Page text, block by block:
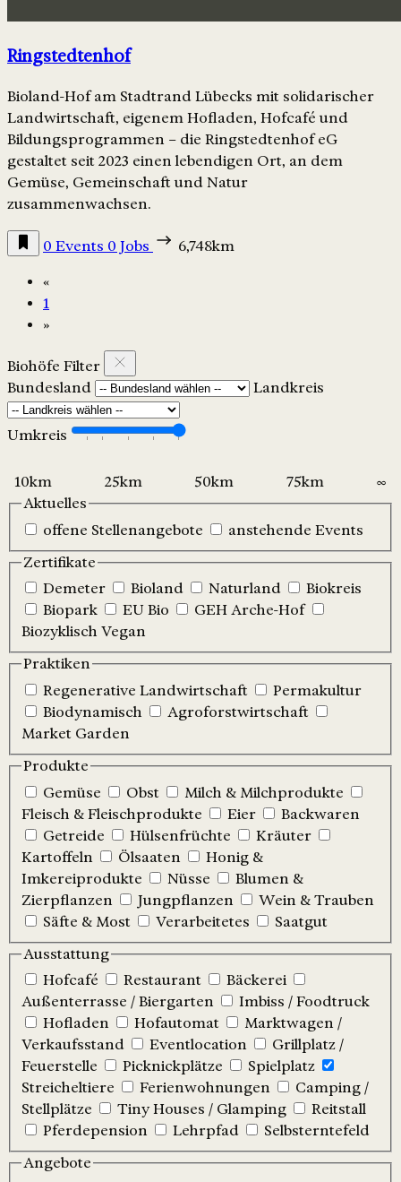
Ringstedtenhof
Bioland-Hof am Stadtrand Lübecks mit solidarischer
Landwirtschaft, eigenem Hofladen, Hofcafé und
Bildungsprogrammen – die Ringstedtenhof eG
gestaltet seit 2023 einen lebendigen Ort, an dem
Gemüse, Gemeinschaft und Natur
zusammenwachsen.
0 Events 0 Jobs 6,748km
«
1
»
Biohöfe Filter
Bundesland
Landkreis
Umkreis
Aktuelles
offene Stellenangebote
anstehende Events
Zertifikate
Demeter
Bioland Naturland
Biokreis
Biopark
EU Bio
GEH Arche-Hof
Biozyklisch Vegan
Praktiken
Regenerative Landwirtschaft
Permakultur
Biodynamisch
Agroforstwirtschaft
Market Garden
Produkte
Gemüse
Obst
Milch & Milchprodukte
Fleisch & Fleischprodukte
Eier
Backwaren
Getreide
Hülsenfrüchte
Kräuter
Kartoffeln
Ölsaaten
Honig &
Imkereiprodukte
Nüsse
Blumen &
Zierpflanzen
Jungpflanzen
Wein & Trauben
Säfte & Most
Verarbeitetes
Saatgut
Ausstattung
Hofcafé
Restaurant
Bäckerei
Außenterrasse / Biergarten
Imbiss / Foodtruck
Hofladen
Hofautomat
Marktwagen /
Verkaufsstand
Eventlocation
Grillplatz /
Feuerstelle
Picknickplätze
Spielplatz
Streicheltiere
Ferienwohnungen
Camping /
Stellplätze
Tiny Houses / Glamping
Reitstall
Pferdepension
Lehrpfad
Selbsterntefeld
Angebote